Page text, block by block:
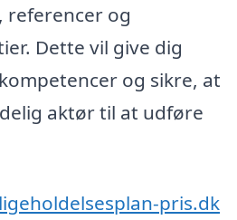
og
Dette vil give dig
og sikre, at
aktør til at udføre
pris.dk